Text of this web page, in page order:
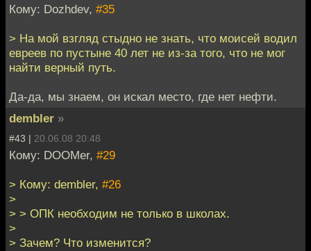
Кому: Dozhdev, #35
> На мой взгляд стыдно не знать, что моисей водил
евреев по пустыне 40 лет не из-за того, что не мог
найти верный путь.
Да-да, мы знаем, он искал место, где нет нефти.
dembler »
#43 | 20.06.08 20:48
Кому: DOOMer, #29
> Кому: dembler, #26
>
> > ОПК необходим не только в школах.
>
> Зачем? Что изменится?